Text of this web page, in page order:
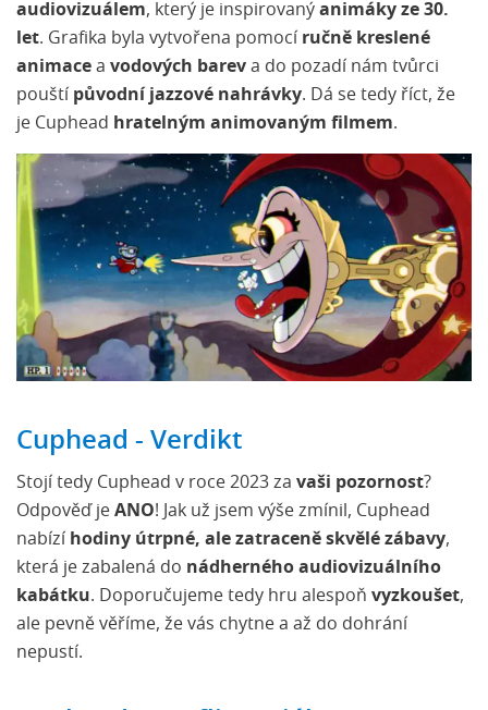
audiovizuálem, který je inspirovaný animáky ze 30.
let. Grafika byla vytvořena pomocí ručně kreslené
animace a vodových barev a do pozadí nám tvůrci
pouští původní jazzové nahrávky. Dá se tedy říct, že
je Cuphead hratelným animovaným filmem.
Cuphead - Verdikt
Stojí tedy Cuphead v roce 2023 za vaši pozornost?
Odpověď je ANO! Jak už jsem výše zmínil, Cuphead
nabízí hodiny útrpné, ale zatraceně skvělé zábavy,
která je zabalená do nádherného audiovizuálního
kabátku. Doporučujeme tedy hru alespoň vyzkoušet,
ale pevně věříme, že vás chytne a až do dohrání
nepustí.